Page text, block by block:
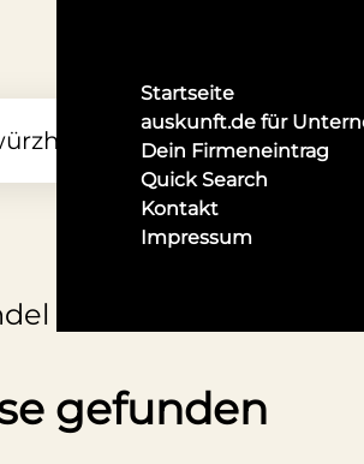
Startseite
auskunft.de für
Dein Firmeneintrag
Quick Search
Kontakt
Impressum
in Konstanz
gefunden